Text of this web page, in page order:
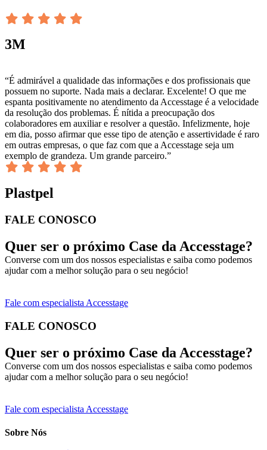
3M
“É admirável a qualidade das informações e dos profissionais que
possuem no suporte. Nada mais a declarar. Excelente! O que me
espanta positivamente no atendimento da Accesstage é a velocidade
da resolução dos problemas. É nítida a preocupação dos
colaboradores em auxiliar e resolver a questão. Infelizmente, hoje
em dia, posso afirmar que esse tipo de atenção e assertividade é raro
em outras empresas, o que faz com que a Accesstage seja um
exemplo de grandeza. Um grande parceiro.”
Plastpel
FALE CONOSCO
Quer ser o próximo Case da Accesstage?
Converse com um dos nossos especialistas e saiba como podemos
ajudar com a melhor solução para o seu negócio!
Fale com especialista Accesstage
FALE CONOSCO
Quer ser o próximo Case da Accesstage?
Converse com um dos nossos especialistas e saiba como podemos
ajudar com a melhor solução para o seu negócio!
Fale com especialista Accesstage
Sobre Nós